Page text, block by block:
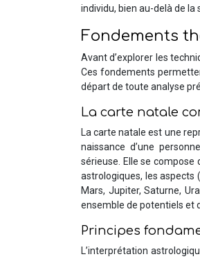
individu, bien au-delà de la
Fondements
Avant d’explorer les
Ces fondements
départ de toute analyse
La carte natale
La carte natale est une
naissance d’une
sérieuse. Elle se compose
astrologiques, les aspects
Mars, Jupiter, Saturne,
ensemble de potentiels et
Principes
L’interprétation